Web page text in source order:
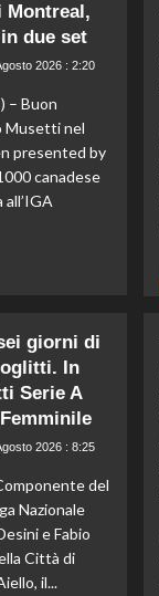
Montreal,
due set
2026 : 2:20
– Buon
Musetti nel
presented by
canadese
all’IGA
giorni di
In
Serie A
2026 : 8:25
del
Nazionale
e Fabio
Città di
il...